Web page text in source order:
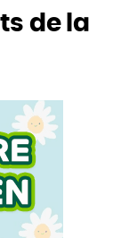
de la